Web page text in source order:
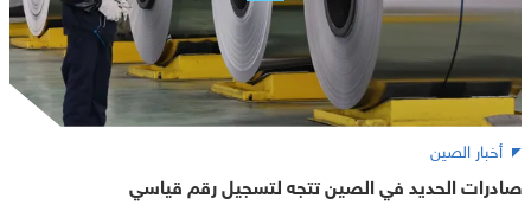
أخبار الصين
صادرات الحديد في الصين تتجه لتسجيل رقم قياسي